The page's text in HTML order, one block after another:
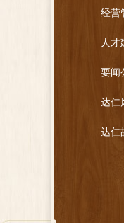
经营
人才
要闻
达仁
达仁